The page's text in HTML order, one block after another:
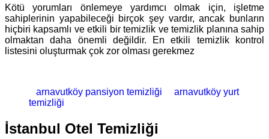
Kötü yorumları önlemeye yardımcı olmak için, işletme
sahiplerinin yapabileceği birçok şey vardır, ancak bunların
hiçbiri kapsamlı ve etkili bir temizlik ve temizlik planına sahip
olmaktan daha önemli değildir. En etkili temizlik kontrol
listesini oluşturmak çok zor olması gerekmez
arnavutköy pansiyon temizliği
arnavutköy yurt
temizliği
İstanbul Otel Temizliği